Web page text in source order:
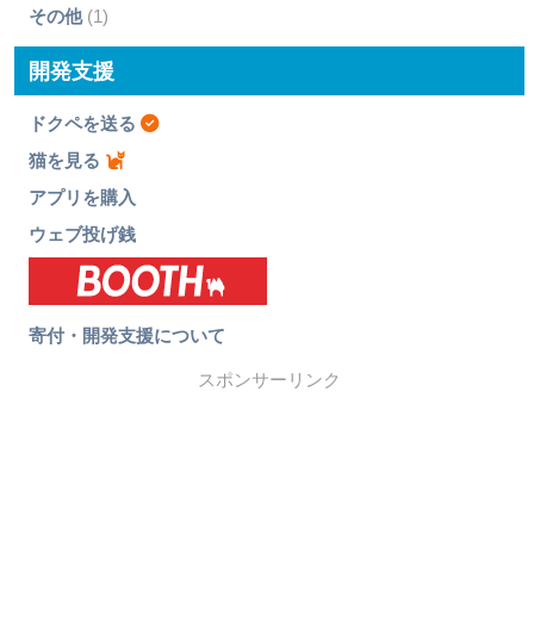
その他(1)
開発支援
ドクペを送る
猫を見る
アプリを購入
ウェブ投げ銭
寄付・開発支援について
スポンサーリンク